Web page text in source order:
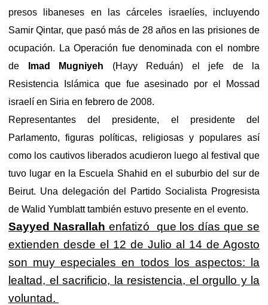
presos libaneses en las cárceles israelíes, incluyendo
Samir Qintar, que pasó más de 28 años en las prisiones de
ocupación. La Operación fue denominada con el nombre
de
Imad Mugniyeh (Hayy Reduán) el jefe de la
Resistencia Islámica que fue asesinado por el Mossad
israelí en Siria en febrero de 2008.
Representantes del presidente, el presidente del
Parlamento, figuras políticas, religiosas y populares así
como los cautivos liberados acudieron luego al festival que
tuvo lugar en la Escuela Shahid en el suburbio del sur de
Beirut. Una delegación del Partido Socialista Progresista
de Walid Yumblatt también estuvo presente en el evento.
Sayyed Nasrallah enfatizó que los días que se
extienden desde el 12 de Julio al 14 de Agosto
son muy especiales en todos los aspectos: la
lealtad, el sacrificio, la resistencia, el orgullo y la
voluntad.